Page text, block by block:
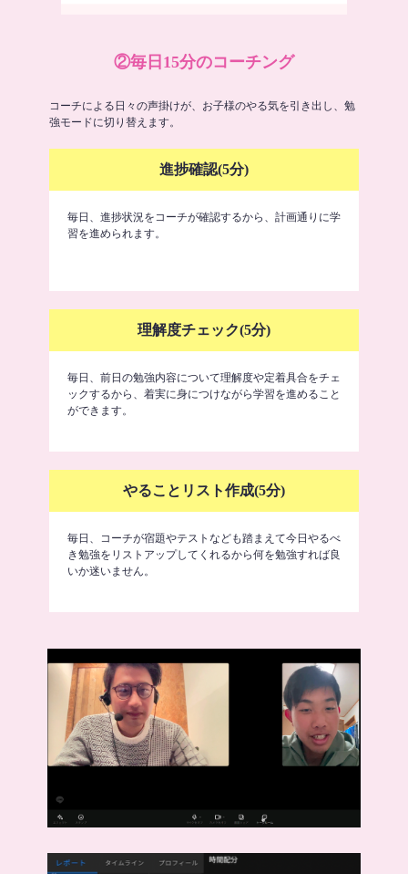
②毎日15分のコーチング
コーチによる日々の声掛けが、お子様のやる気を引き出し、勉
強モードに切り替えます。
進捗確認(5分)
毎日、進捗状況をコーチが確認するから、計画通りに学
習を進められます。
理解度チェック(5分)
毎日、前日の勉強内容について理解度や定着具合をチェ
ックするから、着実に身につけながら学習を進めること
ができます。
やることリスト作成(5分)
毎日、コーチが宿題やテストなども踏まえて今日やるべ
き勉強をリストアップしてくれるから何を勉強すれば良
いか迷いません。